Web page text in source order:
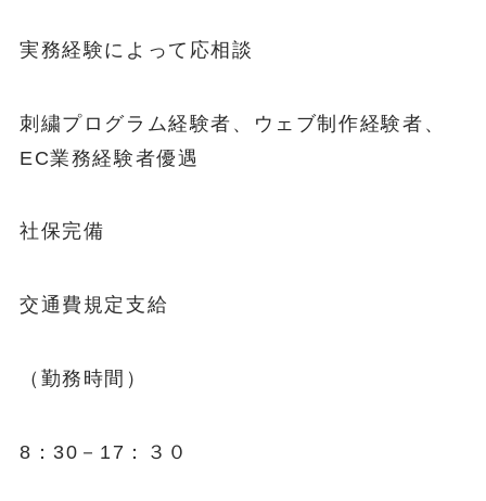
実務経験によって応相談
刺繍プログラム経験者、ウェブ制作経験者、
EC業務経験者優遇
社保完備
交通費規定支給
（勤務時間）
8：30－17：３０